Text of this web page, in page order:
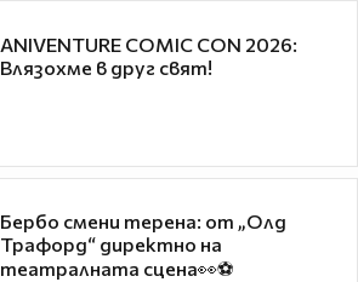
ANIVENTURE COMIC CON 2026:
Влязохме в друг свят!
Бербо смени терена: от „Олд
Трафорд“ директно на
театралната сцена👀⚽